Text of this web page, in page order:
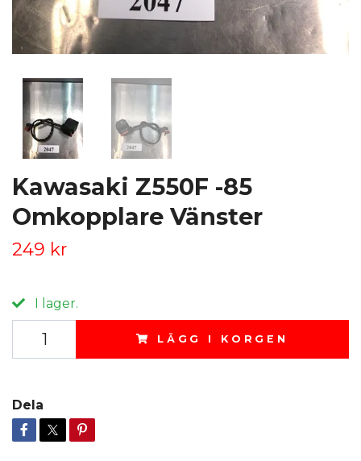
Kawasaki Z550F -85
Omkopplare Vänster
249 kr
I lager.
LÄGG I KORGEN
Dela